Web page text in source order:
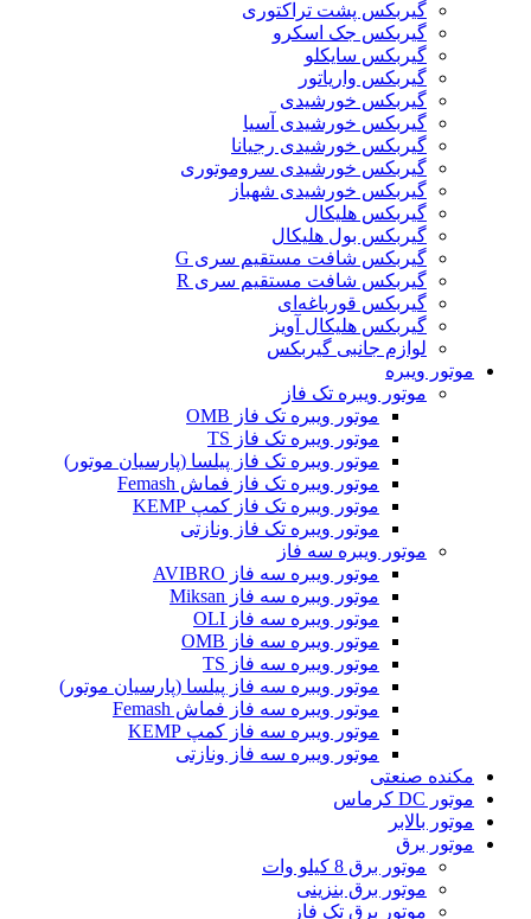
گیربکس پشت تراکتوری
گیربکس جک اسکرو
گیربکس سایکلو
گیربکس واریاتور
گیربکس خورشیدی
گیربکس خورشیدی آسیا
گیربکس خورشیدی رجیانا
گیربکس خورشیدی سروموتوری
گیربکس خورشیدی شهباز
گیربکس هلیکال
گیربکس بول هلیکال
گیربکس شافت مستقیم سری G
گیربکس شافت مستقیم سری R
گیربکس قورباغه‌ای
گیربکس هلیکال آویز
لوازم جانبی گیربکس
موتور ویبره
موتور ویبره تک فاز
موتور ویبره تک فاز OMB
موتور ویبره تک فاز TS
موتور ویبره تک فاز پیلسا (پارسیان موتور)
موتور ویبره تک فاز فماش Femash
موتور ویبره تک فاز کمپ KEMP
موتور ویبره تک فاز ونازتی
موتور ویبره سه فاز
موتور ویبره سه فاز AVIBRO
موتور ویبره سه فاز Miksan
موتور ویبره سه فاز OLI
موتور ویبره سه فاز OMB
موتور ویبره سه فاز TS
موتور ویبره سه فاز پیلسا (پارسیان موتور)
موتور ویبره سه فاز فماش Femash
موتور ویبره سه فاز کمپ KEMP
موتور ویبره سه فاز ونازتی
مکنده صنعتی
موتور DC کرماس
موتور بالابر
موتور برق
موتور برق 8 کیلو وات
موتور برق بنزینی
موتور برق تک فاز